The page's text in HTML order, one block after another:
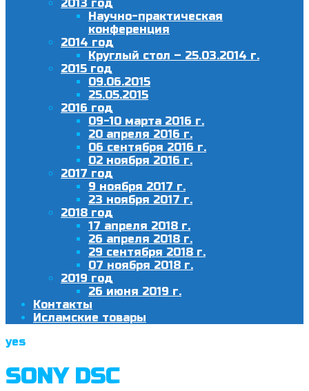
2013 год
Научно-практическая
конференция
2014 год
Круглый стол – 25.03.2014 г.
2015 год
09.06.2015
25.05.2015
2016 год
09-10 марта 2016 г.
20 апреля 2016 г.
06 сентября 2016 г.
02 ноября 2016 г.
2017 год
9 ноября 2017 г.
23 ноября 2017 г.
2018 год
17 апреля 2018 г.
26 апреля 2018 г.
29 сентября 2018 г.
07 ноября 2018 г.
2019 год
26 июня 2019 г.
Контакты
Исламские товары
yes
SONY DSC